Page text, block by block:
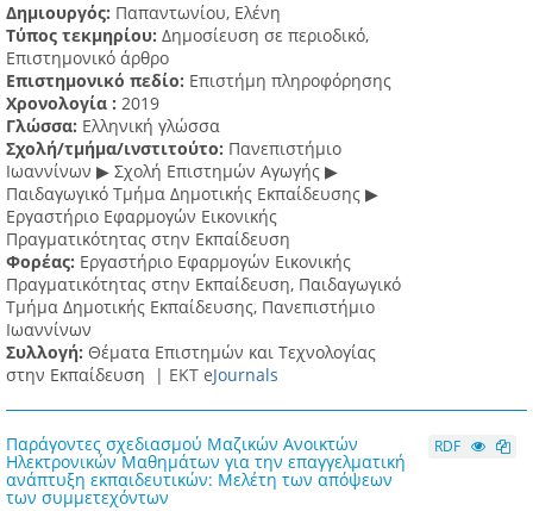
Δημιουργός: Παπαντωνίου, Ελένη
Τύπος τεκμηρίου: Δημοσίευση σε περιοδικό,
Επιστημονικό άρθρο
Επιστημονικό πεδίο: Επιστήμη πληροφόρησης
Χρονολογία : 2019
Γλώσσα: Ελληνική γλώσσα
Σχολή/τμήμα/ινστιτούτο: Πανεπιστήμιο
Ιωαννίνων ▶ Σχολή Επιστημών Αγωγής ▶
Παιδαγωγικό Τμήμα Δημοτικής Εκπαίδευσης ▶
Eργαστήριο Εφαρμογών Eικονικής
Πραγματικότητας στην Εκπαίδευση
Φορέας: Εργαστήριο Εφαρμογών Εικονικής
Πραγματικότητας στην Εκπαίδευση, Παιδαγωγικό
Τμήμα Δημοτικής Εκπαίδευσης, Πανεπιστήμιο
Ιωαννίνων
Συλλογή: Θέματα Επιστημών και Τεχνολογίας
στην Εκπαίδευση | ΕΚΤ eJournals
Παράγοντες σχεδιασμού Μαζικών Ανοικτών
Ηλεκτρονικών Μαθημάτων για την επαγγελματική
ανάπτυξη εκπαιδευτικών: Μελέτη των απόψεων
των συμμετεχόντων
RDF